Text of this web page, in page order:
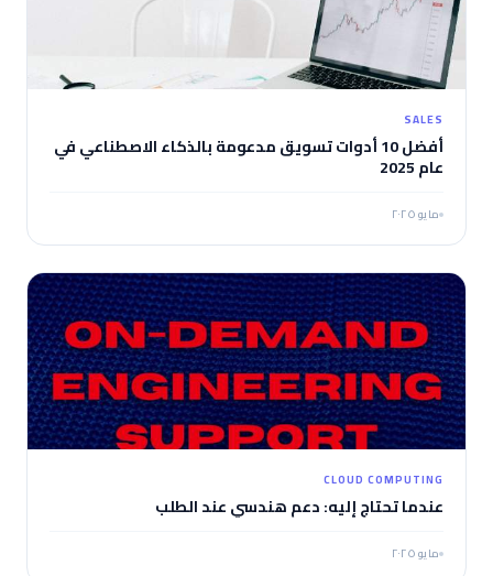
SALES
أفضل 10 أدوات تسويق مدعومة بالذكاء الاصطناعي في
عام 2025
مايو ٢٠٢٥
CLOUD COMPUTING
عندما تحتاج إليه: دعم هندسي عند الطلب
مايو ٢٠٢٥